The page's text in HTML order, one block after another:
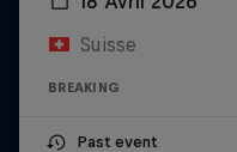
Suisse
BREAKING
Past event